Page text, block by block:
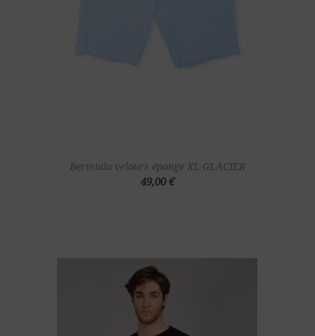
Bermuda velours éponge XL GLACIER
49,00 €